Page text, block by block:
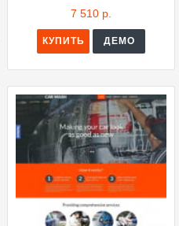
7 510 р.
КУПИТЬ ДЕМО